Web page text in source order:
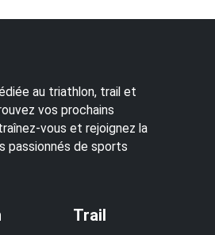
au triathlon, trail et
vos prochains
vous et rejoignez la
passionnés de sports
Trail